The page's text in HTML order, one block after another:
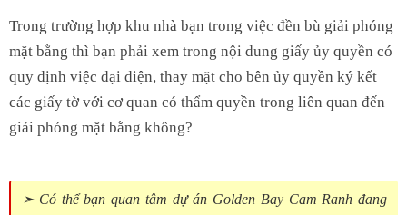
Trong trường hợp khu nhà bạn trong việc đền bù giải phóng
mặt bằng thì bạn phải xem trong nội dung giấy ủy quyền có
quy định việc đại diện, thay mặt cho bên ủy quyền ký kết
các giấy tờ với cơ quan có thẩm quyền trong liên quan đến
giải phóng mặt bằng không?
➣ Có thể bạn quan tâm dự án Golden Bay Cam Ranh đang